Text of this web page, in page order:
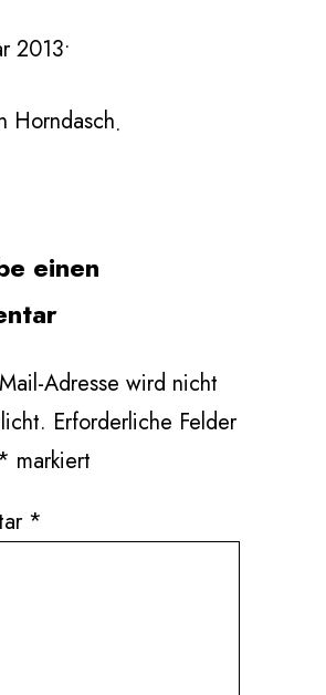
2013•
Horndasch•
einen
Adresse wird nicht
Erforderliche Felder
markiert
*